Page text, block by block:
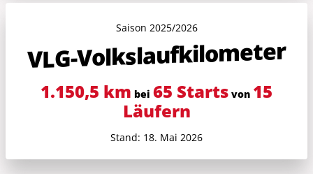
Saison 2025/2026
VLG-Volkslauf­kilometer
1.150,5 km bei 65 Starts von 15
Läufern
Stand: 18. Mai 2026